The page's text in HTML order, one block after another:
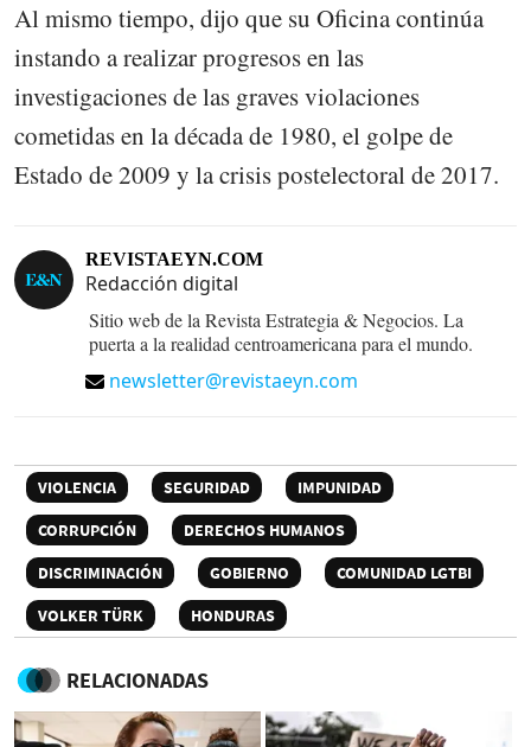
Al mismo tiempo, dijo que su Oficina continúa
instando a realizar progresos en las
investigaciones de las graves violaciones
cometidas en la década de 1980, el golpe de
Estado de 2009 y la crisis postelectoral de 2017.
REVISTAEYN.COM
Redacción digital
Sitio web de la Revista Estrategia & Negocios. La
puerta a la realidad centroamericana para el mundo.
newsletter@revistaeyn.com
VIOLENCIA SEGURIDAD
IMPUNIDAD
CORRUPCIÓN
DERECHOS HUMANOS
DISCRIMINACIÓN
GOBIERNO
COMUNIDAD LGTBI
VOLKER TÜRK
HONDURAS
RELACIONADAS